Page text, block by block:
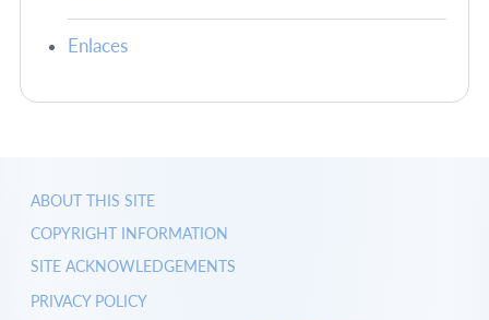
Enlaces
ABOUT THIS SITE
COPYRIGHT INFORMATION
SITE ACKNOWLEDGEMENTS
PRIVACY POLICY